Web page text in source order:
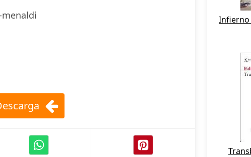
menaldi
Infierno